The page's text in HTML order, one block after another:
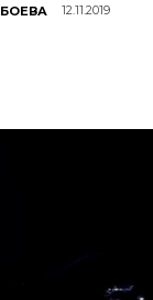
12.11.2019